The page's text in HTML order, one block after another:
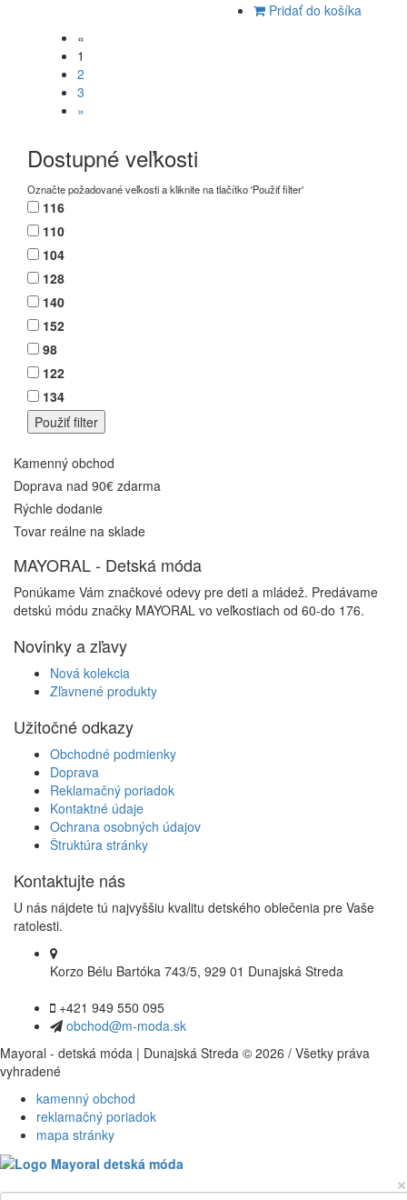
Pridať do košíka
«
1
2
3
»
Dostupné veľkosti
Označte požadované veľkosti a kliknite na tlačítko 'Použiť filter'
116
110
104
128
140
152
98
122
134
Kamenný obchod
Doprava nad 90€ zdarma
Rýchle dodanie
Tovar reálne na sklade
MAYORAL - Detská móda
Ponúkame Vám značkové odevy pre deti a mládež. Predávame
detskú módu značky MAYORAL vo veľkostiach od 60-do 176.
Novinky a zľavy
Nová kolekcia
Zľavnené produkty
Užitočné odkazy
Obchodné podmienky
Doprava
Reklamačný poriadok
Kontaktné údaje
Ochrana osobných údajov
Štruktúra stránky
Kontaktujte nás
U nás nájdete tú najvyššiu kvalitu detského oblečenia pre Vaše
ratolesti.
Korzo Bélu Bartóka 743/5, 929 01 Dunajská Streda
+421 949 550 095
obchod@m-moda.sk
Mayoral - detská móda | Dunajská Streda © 2026 / Všetky práva
vyhradené
kamenný obchod
reklamačný poriadok
mapa stránky
×